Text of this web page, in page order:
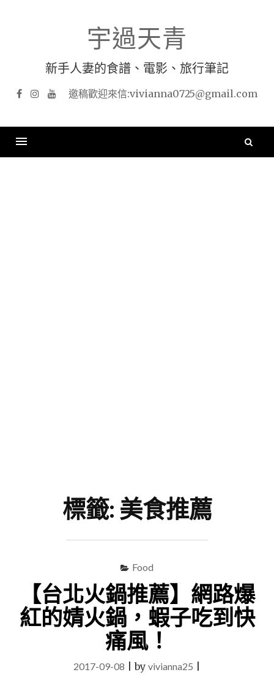
宇過天青
新手人妻的食譜、電影、旅行筆記
FacebookInstagramYouTube
標籤: 美食推薦
Food
【台北火鍋推薦】網路爆
紅的婧火鍋，蝦子吃到快
痛風！
2017-09-08 |by vivianna25